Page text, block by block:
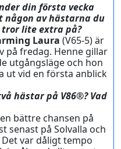
din första vecka
någon av hästarna du
tror lite extra på?
Laura (V65-5) är
på fredag. Henne gillar
utgångsläge och hon
ut vid en första anblick
hästar på V86®? Vad
bättre chansen på
senast på Solvalla och
var dåligt tempo